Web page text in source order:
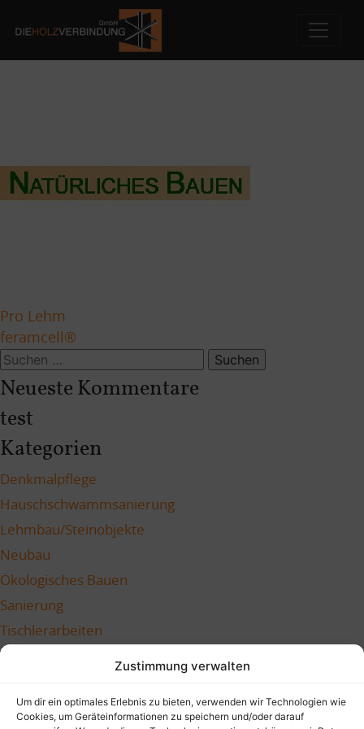
Zustimmung verwalten
Um dir ein optimales Erlebnis zu bieten, verwenden wir Technologien wie
Cookies, um Geräteinformationen zu speichern und/oder darauf
SkipMeurer Natürliches Bauen
Beitragsnavigation
Pro Lehm
feramcell®
Suchen
nach:
Neueste Kommentare
test
Kategorien
Denkmalpflege
Hauschschwammsanierung
Lehmbau/Steinobjekte
Neubau
Ökologisches Bauen
Sanierung
Tischlerarbeiten
Meta
Eintrags-Feed